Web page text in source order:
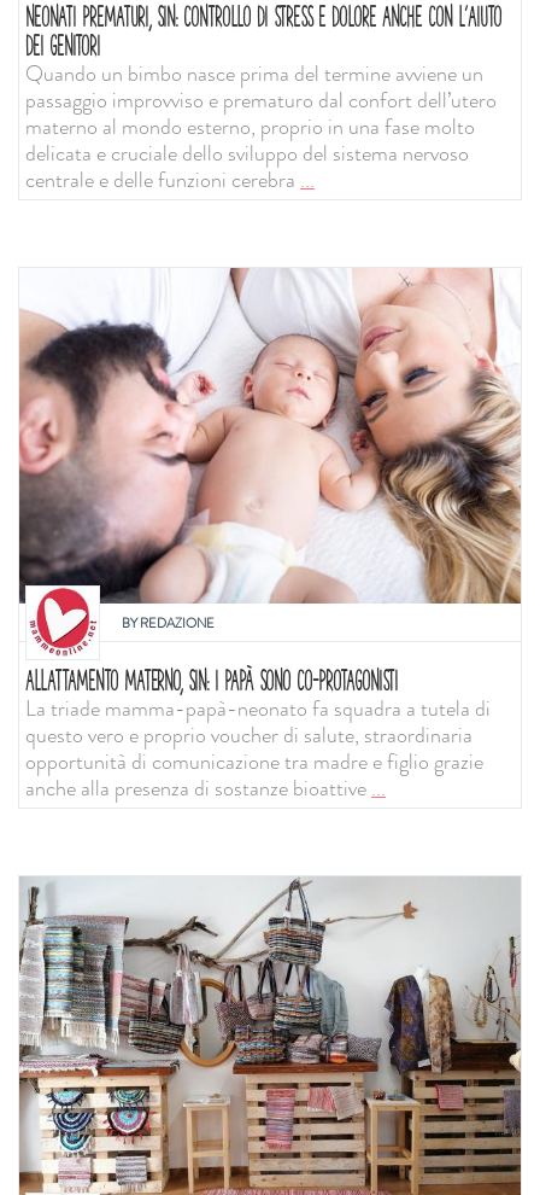
NEONATI PREMATURI, SIN: CONTROLLO DI STRESS E DOLORE ANCHE CON L'AIUTO
DEI GENITORI
Quando un bimbo nasce prima del termine avviene un
passaggio improvviso e prematuro dal confort dell’utero
materno al mondo esterno, proprio in una fase molto
delicata e cruciale dello sviluppo del sistema nervoso
centrale e delle funzioni cerebra...
BYREDAZIONE
ALLATTAMENTO MATERNO, SIN: I PAPÀ SONO CO-PROTAGONISTI
La triade mamma-papà-neonato fa squadra a tutela di
questo vero e proprio voucher di salute, straordinaria
opportunità di comunicazione tra madre e figlio grazie
anche alla presenza di sostanze bioattive...